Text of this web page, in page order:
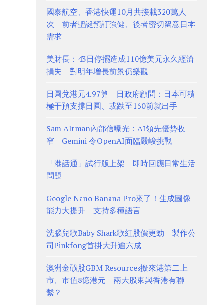
國泰航空、香港快運10月共接載320萬人
次 前者聖誕預訂強健、後者密切留意日本
需求
美財長：43日停擺造成110億美元永久經濟
損失 對明年增長前景仍樂觀
日圓兌港元4.97算 日政府顧問：日本可積
極干預支撐日圓、或跌至160前就出手
Sam Altman內部信曝光：AI領先優勢收
窄 Gemini 令OpenAI面臨嚴峻挑戰
「港話通」試行版上架 即時回應日常生活
問題
Google Nano Banana Pro來了！生成圖像
能力大提升 支持多種語言
洗腦兒歌Baby Shark歌紅股價更勁 製作公
司Pinkfong首掛大升逾六成
澳洲金礦股GBM Resources擬來港第二上
市、市值8億港元 兩大股東與香港有聯
繫？